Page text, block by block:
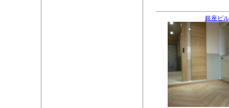
銀座ビ